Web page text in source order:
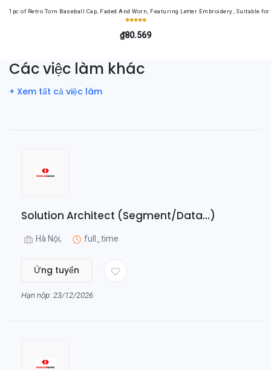
1pc of Retro Torn Baseball Cap, Faded And Worn, Featuring Letter Embroidery, Suitable
₫80.569
Các việc làm khác
+ Xem tất cả việc làm
Solution Architect (Segment/Data...)
Hà Nội, full_time
Ứng tuyển
Hạn nộp: 23/12/2026